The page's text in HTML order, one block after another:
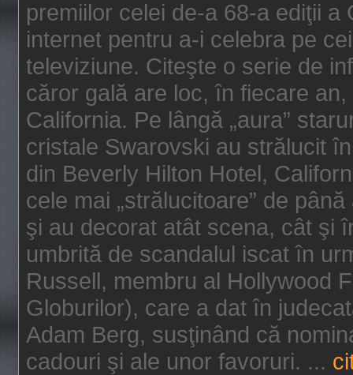
premiilor celei de-a 68-a ediţii
internet pentru a-i celebra pe
televiziune. Citeşte o serie de
căror gală are loc, în fiecare
California. Pe lângă „aura”
cristale Swarovski au strălucit
din Beverly Hilton Hotel,
cele mai „strălucitoare” de
şi au decorat atât scena, cât şi
umbrită de scandalul iscat în
Russell, membru al Hollywood
Globurilor), care a dat în
Adam Berg, susţinând că
cadouri şi ale unor favoruri. ...